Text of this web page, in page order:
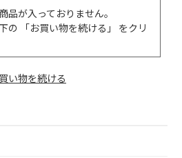
品が入っておりません。
の 「お買い物を続ける」 をクリ
い物を続ける